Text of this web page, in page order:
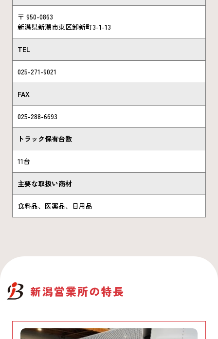
〒 950-0863
新潟県新潟市東区卸新町3-1-13
TEL
025-271-9021
FAX
025-288-6693
トラック保有台数
11台
主要な取扱い商材
食料品、医薬品、日用品
新潟営業所の特長